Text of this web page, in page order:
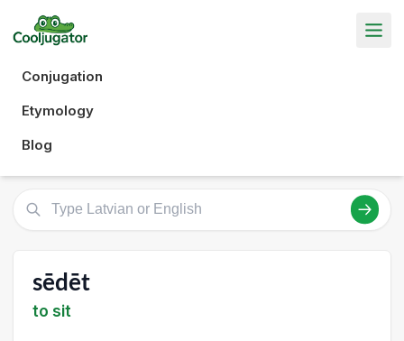
Conjugation
Etymology
Blog
sēdēt
to sit